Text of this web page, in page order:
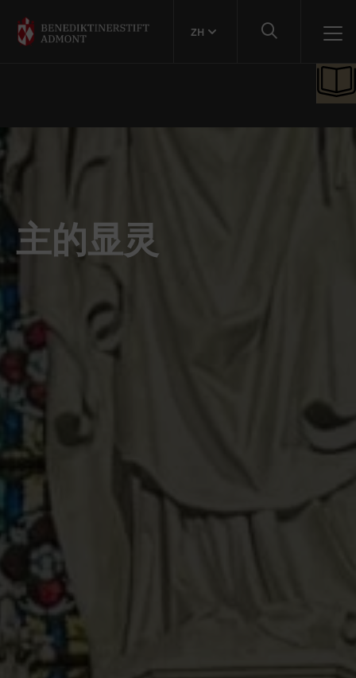
ZH
主的显灵